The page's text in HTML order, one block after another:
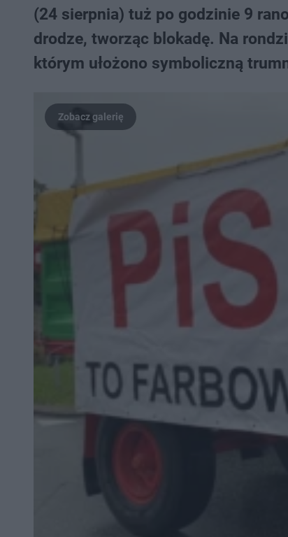
(24 sierpnia) tuż po godzinie 9
drodze, tworząc blokadę. Na
którym ułożono symboliczną